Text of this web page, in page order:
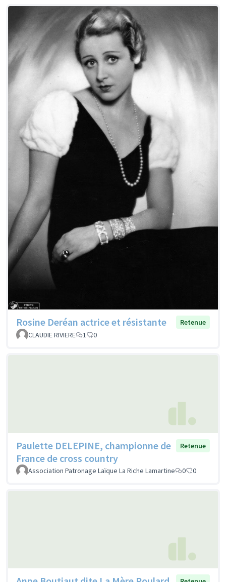
Rosine Deréan actrice et résistante
Retenue
CLAUDIE RIVIERE
1 0
Paulette DELEPINE, championne de
France de cross country
Retenue
Association Patronage Laïque La Riche Lamartine 0 0